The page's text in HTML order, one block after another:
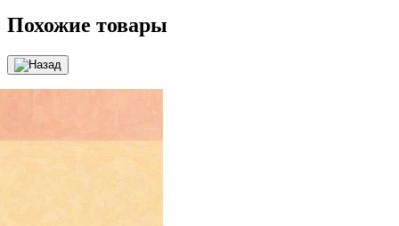
Похожие товары